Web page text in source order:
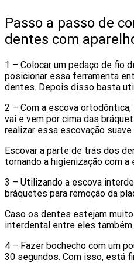
Passo a passo de
dentes com
1 – Colocar um pedaço de fio
posicionar essa ferramenta
dentes. Depois disso basta
2 – Com a escova
vai e vem por cima das
realizar essa escovação
Escovar a parte de trás dos
tornando a higienização com
3 – Utilizando a escova
bráquetes para remoção da
Caso os dentes estejam
interdental entre eles também.
4 – Fazer bochecho com um
30 segundos. Com isso, está